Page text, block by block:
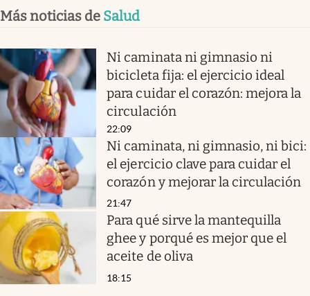
Más noticias de Salud
Ni caminata ni gimnasio ni
bicicleta fija: el ejercicio ideal
para cuidar el corazón: mejora la
circulación
22:09
Ni caminata, ni gimnasio, ni bici:
el ejercicio clave para cuidar el
corazón y mejorar la circulación
21:47
Para qué sirve la mantequilla
ghee y porqué es mejor que el
aceite de oliva
18:15